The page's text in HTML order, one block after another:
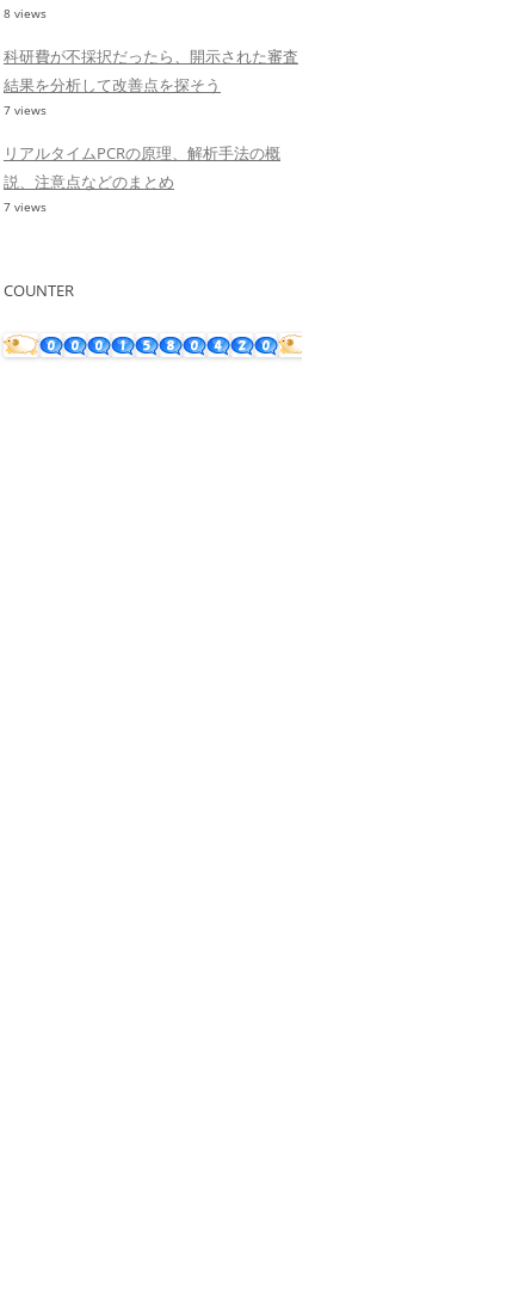
8 views
科研費が不採択だったら、開示された審査
結果を分析して改善点を探そう
7 views
リアルタイムPCRの原理、解析手法の概
説、注意点などのまとめ
7 views
COUNTER